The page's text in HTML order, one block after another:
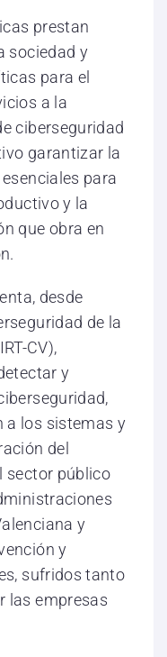
prestan
sociedad y
para el
a la
ciberseguridad
garantizar la
para
y la
que obra en
desde
de la
CV),
y
a los sistemas y
del
sector público
y
y
sufridos tanto
las empresas